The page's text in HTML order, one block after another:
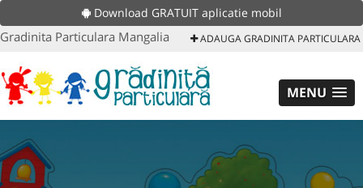
Download GRATUIT aplicatie mobil
Gradinita Particulara Mangalia ADAUGA GRADINITA PARTICULARA
MENU